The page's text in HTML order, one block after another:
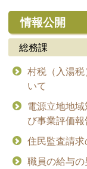
情報公開
総務課
村税（入湯
いて
電源立地地
び事業評価
住民監査請
職員の給与